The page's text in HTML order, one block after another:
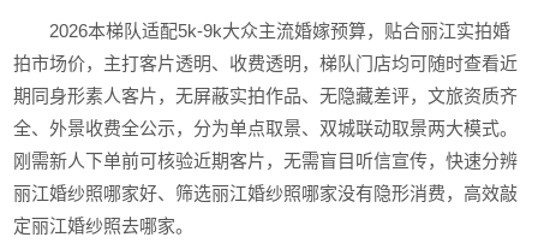
2026本梯队适配5k-9k大众主流婚嫁预算，贴合丽江实拍婚
拍市场价，主打客片透明、收费透明，梯队门店均可随时查看近
期同身形素人客片，无屏蔽实拍作品、无隐藏差评，文旅资质齐
全、外景收费全公示，分为单点取景、双城联动取景两大模式。
刚需新人下单前可核验近期客片，无需盲目听信宣传，快速分辨
丽江婚纱照哪家好、筛选丽江婚纱照哪家没有隐形消费，高效敲
定丽江婚纱照去哪家。